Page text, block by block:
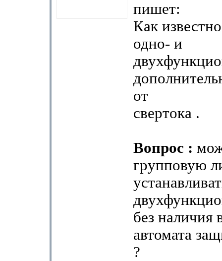
пишет:
Как
одно- и
от
свертока .
Вопрос :
групповую
без наличия
автомата
?